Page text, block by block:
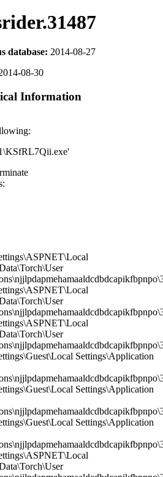
database: 2014-08-27
08-30
Information
Settings\Application
Settings\Application
Settings\Application